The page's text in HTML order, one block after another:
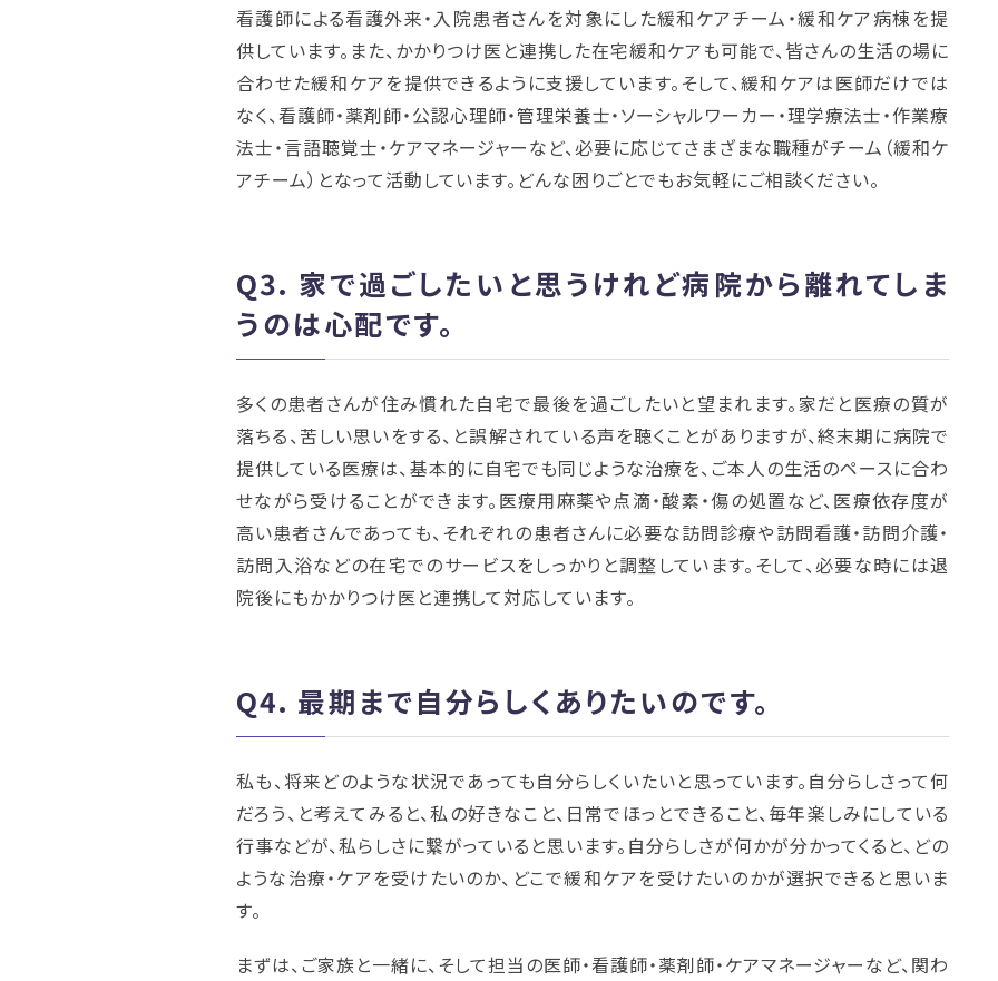
看護師による看護外来・入院患者さんを対象にした緩和ケアチーム・緩和ケア病棟を提
供しています。また、かかりつけ医と連携した在宅緩和ケアも可能で、皆さんの生活の場に
合わせた緩和ケアを提供できるように支援しています。そして、緩和ケアは医師だけでは
なく、看護師・薬剤師・公認心理師・管理栄養士・ソーシャルワーカー・理学療法士・作業療
法士・言語聴覚士・ケアマネージャーなど、必要に応じてさまざまな職種がチーム（緩和ケ
アチーム）となって活動しています。どんな困りごとでもお気軽にご相談ください。
Q3. 家で過ごしたいと思うけれど病院から離れてしま
うのは心配です。
多くの患者さんが住み慣れた自宅で最後を過ごしたいと望まれます。家だと医療の質が
落ちる、苦しい思いをする、と誤解されている声を聴くことがありますが、終末期に病院で
提供している医療は、基本的に自宅でも同じような治療を、ご本人の生活のペースに合わ
せながら受けることができます。医療用麻薬や点滴・酸素・傷の処置など、医療依存度が
高い患者さんであっても、それぞれの患者さんに必要な訪問診療や訪問看護・訪問介護・
訪問入浴などの在宅でのサービスをしっかりと調整しています。そして、必要な時には退
院後にもかかりつけ医と連携して対応しています。
Q4. 最期まで自分らしくありたいのです。
私も、将来どのような状況であっても自分らしくいたいと思っています。自分らしさって何
だろう、と考えてみると、私の好きなこと、日常でほっとできること、毎年楽しみにしている
行事などが、私らしさに繋がっていると思います。自分らしさが何かが分かってくると、どの
ような治療・ケアを受けたいのか、どこで緩和ケアを受けたいのかが選択できると思いま
す。
まずは、ご家族と一緒に、そして担当の医師・看護師・薬剤師・ケアマネージャーなど、関わ